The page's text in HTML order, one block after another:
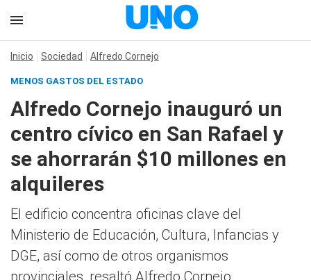
Inicio Sociedad Alfredo Cornejo
MENOS GASTOS DEL ESTADO
Alfredo Cornejo inauguró un
centro cívico en San Rafael y
se ahorrarán $10 millones en
alquileres
El edificio concentra oficinas clave del
Ministerio de Educación, Cultura, Infancias y
DGE, así como de otros organismos
provinciales, resaltó Alfredo Cornejo